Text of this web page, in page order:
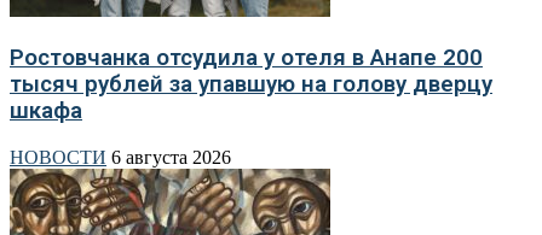
Ростовчанка отсудила у отеля в Анапе 200
тысяч рублей за упавшую на голову дверцу
шкафа
НОВОСТИ 6 августа 2026